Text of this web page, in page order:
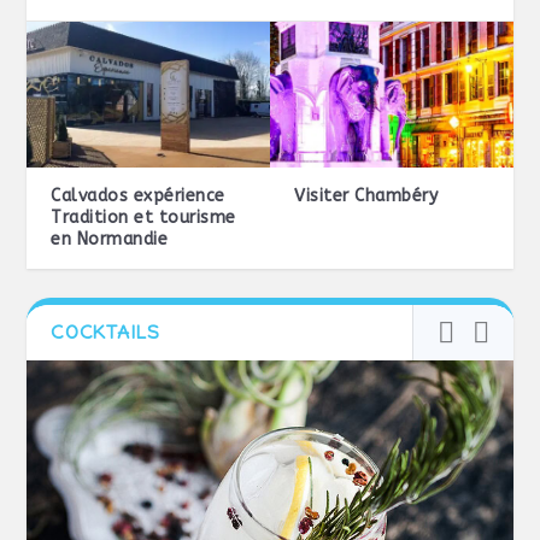
Calvados expérience
Tradition et tourisme
en Normandie
Visiter Chambéry
COCKTAILS